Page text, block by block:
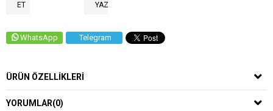
ET YAZ
WhatsApp Telegram
ÜRÜN ÖZELLIKLERI
YORUMLAR(0)